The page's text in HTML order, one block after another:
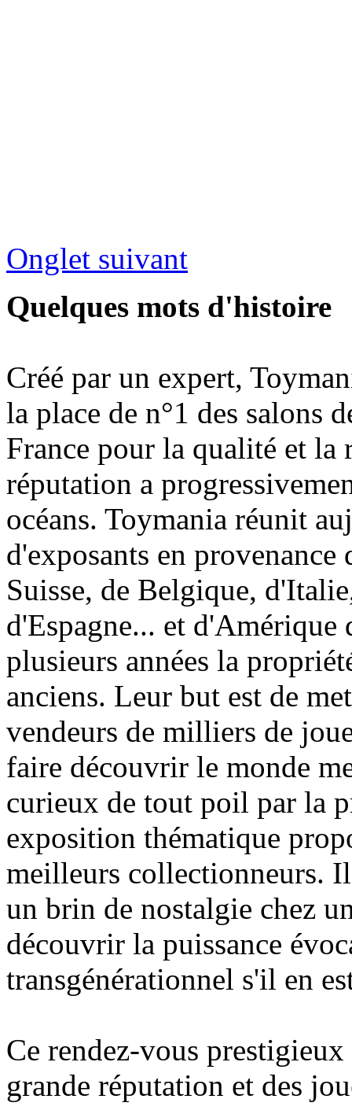
Onglet suivant
Quelques mots d'histoire
Créé par un expert,
la place de n°1 des salons
France pour la qualité et la
réputation a
océans. Toymania réunit
d'exposants en
Suisse, de Belgique,
d'Espagne... et
plusieurs années la
anciens. Leur but est de
vendeurs de milliers de
faire découvrir le monde
curieux de tout poil par la
exposition thématique
meilleurs collectionneurs.
un brin de nostalgie chez
découvrir la puissance
transgénérationnel s'il en
Ce rendez-vous
grande réputation et des